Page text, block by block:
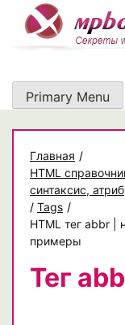
content
Primary Menu
Главная /
HTML
синтаксис,
/ Tags /
HTML тег abbr |
примеры
Тег